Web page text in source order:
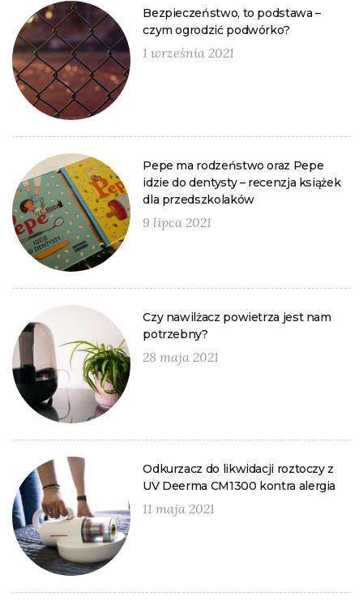
Bezpieczeństwo, to podstawa –
czym ogrodzić podwórko?
1 września 2021
Pepe ma rodzeństwo oraz Pepe
idzie do dentysty – recenzja książek
dla przedszkolaków
9 lipca 2021
Czy nawilżacz powietrza jest nam
potrzebny?
28 maja 2021
Odkurzacz do likwidacji roztoczy z
UV Deerma CM1300 kontra alergia
11 maja 2021